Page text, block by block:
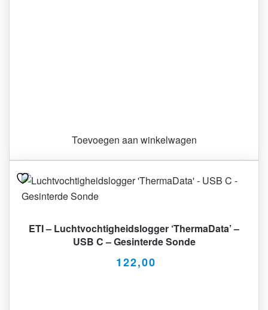
Toevoegen aan winkelwagen
ETI – Luchtvochtigheidslogger ‘ThermaData’ –
USB C – Gesinterde Sonde
122,00